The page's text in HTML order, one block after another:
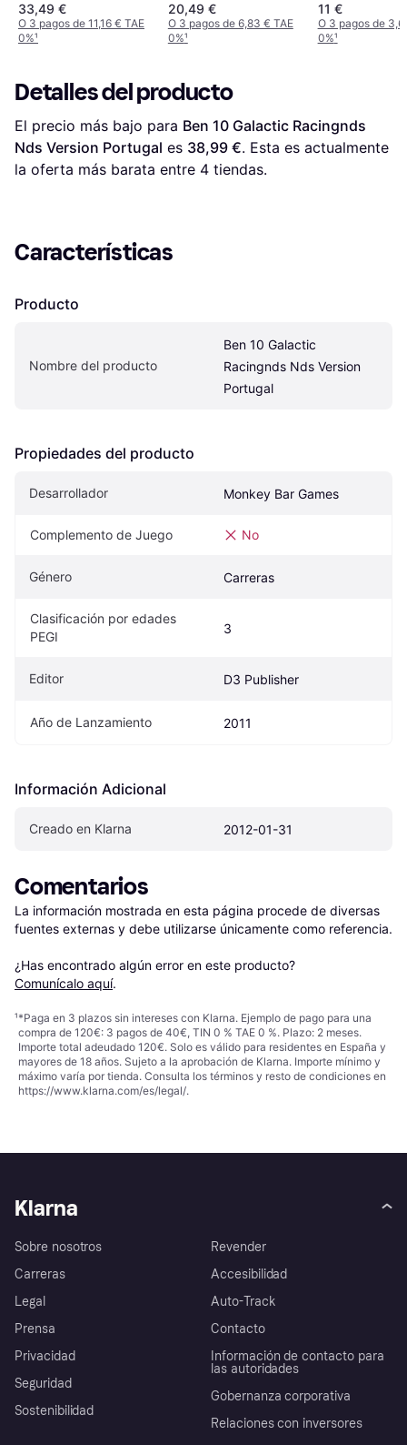
33,49 €
O 3 pagos de 11,16 € TAE
0%¹
20,49 €
O 3 pagos de 6,83 € TAE
0%¹
11 €
O 3 pagos de
0%¹
Detalles del producto
El precio más bajo para Ben 10 Galactic Racingnds
Nds Version Portugal es 38,99 €. Esta es actualmente
la oferta más barata entre 4 tiendas.
Características
Producto
Nombre del producto
Ben 10 Galactic
Racingnds Nds Version
Portugal
Propiedades del producto
Desarrollador Monkey Bar Games
Complemento de Juego No
Género Carreras
Clasificación por edades
PEGI
3
Editor D3 Publisher
Año de Lanzamiento 2011
Información Adicional
Creado en Klarna 2012-01-31
Comentarios
La información mostrada en esta página procede de diversas
fuentes externas y debe utilizarse únicamente como referencia.
¿Has encontrado algún error en este producto?
Comunícalo aquí.
¹*Paga en 3 plazos sin intereses con Klarna. Ejemplo de pago para una
compra de 120€: 3 pagos de 40€, TIN 0 % TAE 0 %. Plazo: 2 meses.
Importe total adeudado 120€. Solo es válido para residentes en España y
mayores de 18 años. Sujeto a la aprobación de Klarna. Importe mínimo y
máximo varía por tienda. Consulta los términos y resto de condiciones en
https://www.klarna.com/es/legal/.
Klarna
Sobre nosotros
Carreras
Legal
Prensa
Privacidad
Seguridad
Sostenibilidad
Revender
Accesibilidad
Auto-Track
Contacto
Información de contacto para
las autoridades
Gobernanza corporativa
Relaciones con inversores